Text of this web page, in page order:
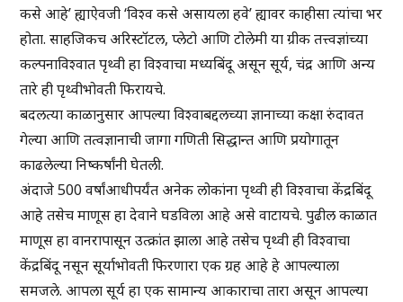
कसे आहे’ ह्याऐवजी ‘विश्व कसे असायला हवे’ ह्यावर काहीसा त्यांचा भर
होता. साहजिकच अरिस्टॉटल, प्लेटो आणि टोलेमी या ग्रीक तत्त्वज्ञांच्या
कल्पनाविश्वात पृथ्वी हा विश्वाचा मध्यबिंदू असून सूर्य, चंद्र आणि अन्य
तारे ही पृथ्वीभोवती फिरायचे.
बदलत्या काळानुसार आपल्या विश्वाबद्दलच्या ज्ञानाच्या कक्षा रुंदावत
गेल्या आणि तत्वज्ञानाची जागा गणिती सिद्धान्त आणि प्रयोगातून
काढलेल्या निष्कर्षांनी घेतली.
अंदाजे 500 वर्षांआधीपर्यंत अनेक लोकांना पृथ्वी ही विश्वाचा केंद्रबिंदू
आहे तसेच माणूस हा देवाने घडविला आहे असे वाटायचे. पुढील काळात
माणूस हा वानरापासून उत्क्रांत झाला आहे तसेच पृथ्वी ही विश्वाचा
केंद्रबिंदू नसून सूर्याभोवती फिरणारा एक ग्रह आहे हे आपल्याला
समजले. आपला सूर्य हा एक सामान्य आकाराचा तारा असून आपल्या